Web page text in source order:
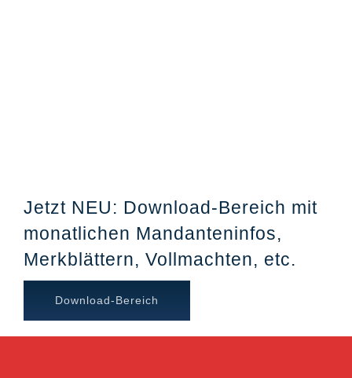
Jetzt NEU: Download-Bereich mit
monatlichen Mandanteninfos,
Merkblättern, Vollmachten, etc.
Download-Bereich